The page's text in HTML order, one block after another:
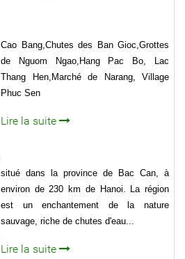
Cao Bang,Chutes des Ban Gioc,Grottes
de Nguom Ngao,Hang Pac Bo, Lac
Thang Hen,Marché de Narang, Village
Phuc Sen
Lire la suite
situé dans la province de Bac Can, à
environ de 230 km de Hanoi. La région
est un enchantement de la nature
sauvage, riche de chutes d'eau...
Lire la suite